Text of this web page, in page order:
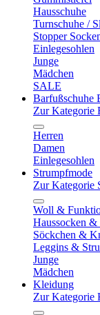
Hausschuhe
Turnschuhe /
Stopper
Einlegesohlen
Junge
Mädchen
SALE
Barfußschuhe
Zur Kategorie
Herren
Damen
Einlegesohlen
Strumpfmode
Zur Kategorie
Woll &
Haussocken &
Söckchen &
Leggins &
Junge
Mädchen
Kleidung
Zur Kategorie